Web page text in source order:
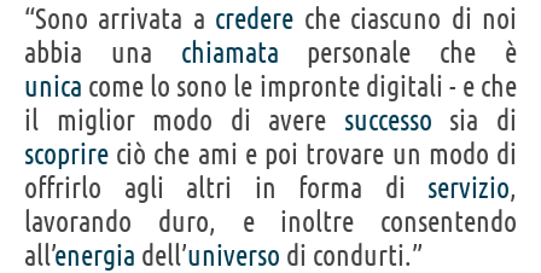
“Sono arrivata a credere che ciascuno di noi
abbia una chiamata personale che è
unica come lo sono le impronte digitali - e che
il miglior modo di avere successo sia di
scoprire ciò che ami e poi trovare un modo di
offrirlo agli altri in forma di servizio,
lavorando duro, e inoltre consentendo
all’energia dell’universo di condurti.”